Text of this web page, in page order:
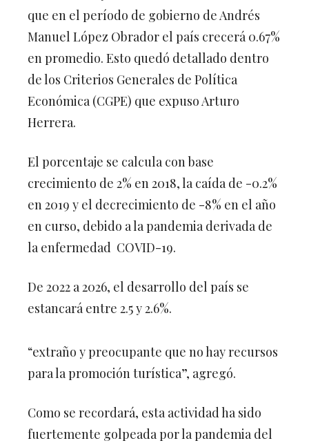
que en el período de gobierno de Andrés
Manuel López Obrador el país crecerá 0.67%
en promedio. Esto quedó detallado dentro
de los Criterios Generales de Política
Económica (CGPE) que expuso Arturo
Herrera.
El porcentaje se calcula con base
crecimiento de 2% en 2018, la caída de -0.2%
en 2019 y el decrecimiento de -8% en el año
en curso, debido a la pandemia derivada de
la enfermedad COVID-19.
De 2022 a 2026, el desarrollo del país se
estancará entre 2.5 y 2.6%.
“extraño y preocupante que no hay recursos
para la promoción turística”, agregó.
Como se recordará, esta actividad ha sido
fuertemente golpeada por la pandemia del